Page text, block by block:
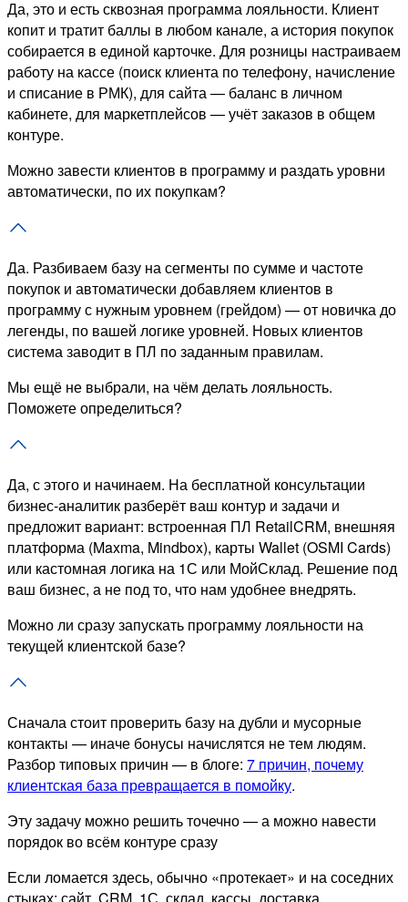
Да, это и есть сквозная программа лояльности. Клиент
копит и тратит баллы в любом канале, а история покупок
собирается в единой карточке. Для розницы настраиваем
работу на кассе (поиск клиента по телефону, начисление
и списание в РМК), для сайта — баланс в личном
кабинете, для маркетплейсов — учёт заказов в общем
контуре.
Можно завести клиентов в программу и раздать уровни
автоматически, по их покупкам?
Да. Разбиваем базу на сегменты по сумме и частоте
покупок и автоматически добавляем клиентов в
программу с нужным уровнем (грейдом) — от новичка до
легенды, по вашей логике уровней. Новых клиентов
система заводит в ПЛ по заданным правилам.
Мы ещё не выбрали, на чём делать лояльность.
Поможете определиться?
Да, с этого и начинаем. На бесплатной консультации
бизнес-аналитик разберёт ваш контур и задачи и
предложит вариант: встроенная ПЛ RetailCRM, внешняя
платформа (Maxma, Mindbox), карты Wallet (OSMI Cards)
или кастомная логика на 1С или МойСклад. Решение под
ваш бизнес, а не под то, что нам удобнее внедрять.
Можно ли сразу запускать программу лояльности на
текущей клиентской базе?
Сначала стоит проверить базу на дубли и мусорные
контакты — иначе бонусы начислятся не тем людям.
Разбор типовых причин — в блоге: 7 причин, почему
клиентская база превращается в помойку.
Эту задачу можно решить точечно — а можно навести
порядок во всём контуре сразу
Если ломается здесь, обычно «протекает» и на соседних
стыках: сайт, CRM, 1С, склад, кассы, доставка,